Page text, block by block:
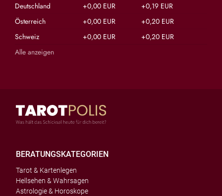
Deutschland
+0,00 EUR
+0,19 EUR
Österreich
+0,00 EUR
+0,20 EUR
Schweiz
+0,00 EUR
+0,20 EUR
Alle anzeigen
BERATUNGSKATEGORIEN
Tarot & Kartenlegen
Hellsehen & Wahrsagen
Astrologie & Horoskope